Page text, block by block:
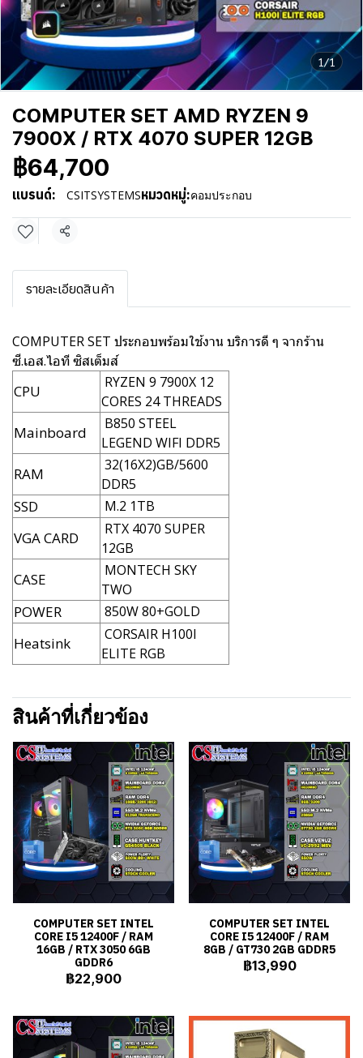
1/1
COMPUTER SET AMD RYZEN 9
7900X / RTX 4070 SUPER 12GB
฿64,700
แบรนด์: CSITSYSTEMSหมวดหมู่:คอมประกอบ
แชร์
รายละเอียดสินค้า
COMPUTER SET ประกอบพร้อมใช้งาน บริการดี ๆ จากร้าน
ซี.เอส.ไอที ซิสเต็มส์
CPU
RYZEN 9 7900X 12
CORES 24 THREADS
Mainboard
B850 STEEL
LEGEND WIFI DDR5
RAM
32(16X2)GB/5600
DDR5
SSD M.2 1TB
VGA CARD
RTX 4070 SUPER
12GB
CASE
MONTECH SKY
TWO
POWER 850W 80+GOLD
Heatsink
CORSAIR H100I
ELITE RGB
สินค้าที่เกี่ยวข้อง
COMPUTER SET INTEL
CORE I5 12400F / RAM
16GB / RTX 3050 6GB
GDDR6
฿22,900
COMPUTER SET INTEL
CORE I5 12400F / RAM
8GB / GT730 2GB GDDR5
฿13,990